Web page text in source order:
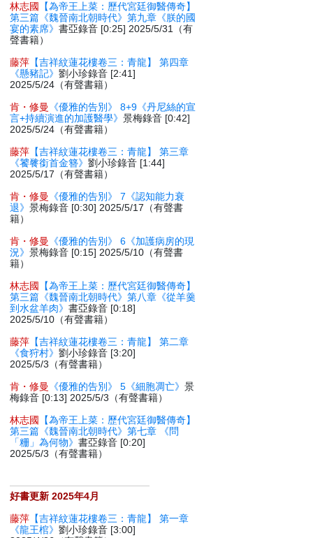
林志國
【為帝王上菜：歷代宮廷御醫傳奇】
第三篇《魏晉南北朝時代》第九章《朕的國
宴的素席》書亞錄音 [0:25] 2025/5/31（有
聲書籍）
藤萍 【吉祥紋蓮花樓卷三：青龍】 第四章
《懸豬記》劉小珍錄音 [2:41]
2025/5/24（有聲書籍）
肯・修曼
《優雅的告別》 8+9《丹尼絲的宣
言+持續演進的加護醫學》景梅錄音 [0:42]
2025/5/24（有聲書籍）
藤萍 【吉祥紋蓮花樓卷三：青龍】 第三章
《饕餮銜首金簪》劉小珍錄音 [1:44]
2025/5/17（有聲書籍）
肯・修曼
《優雅的告別》 7《認知能力衰
退》景梅錄音 [0:30] 2025/5/17（有聲書
籍）
肯・修曼
《優雅的告別》 6《加護病房的現
況》景梅錄音 [0:15] 2025/5/10（有聲書
籍）
林志國
【為帝王上菜：歷代宮廷御醫傳奇】
第三篇《魏晉南北朝時代》第八章《從羊羹
到水盆羊肉》書亞錄音 [0:18]
2025/5/10（有聲書籍）
藤萍 【吉祥紋蓮花樓卷三：青龍】 第二章
《食狩村》劉小珍錄音 [3:20]
2025/5/3（有聲書籍）
肯・修曼
《優雅的告別》 5《細胞凋亡》景
梅錄音 [0:13] 2025/5/3（有聲書籍）
林志國
【為帝王上菜：歷代宮廷御醫傳奇】
第三篇《魏晉南北朝時代》第七章 《問
「粣」為何物》書亞錄音 [0:20]
2025/5/3（有聲書籍）
好書更新 2025年4月
藤萍 【吉祥紋蓮花樓卷三：青龍】 第一章
《龍王棺》劉小珍錄音 [3:00]